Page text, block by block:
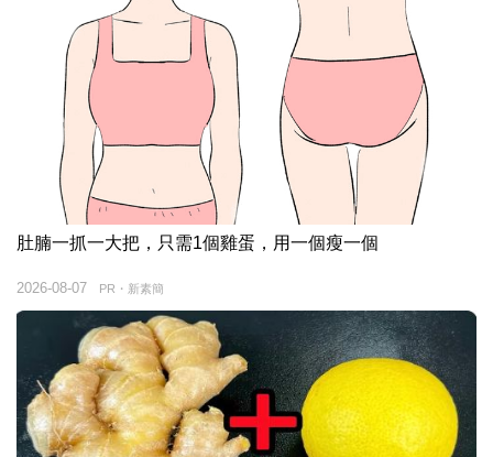
肚腩一抓一大把，只需1個雞蛋，用一個瘦一個
PR・新素簡
2026-08-07